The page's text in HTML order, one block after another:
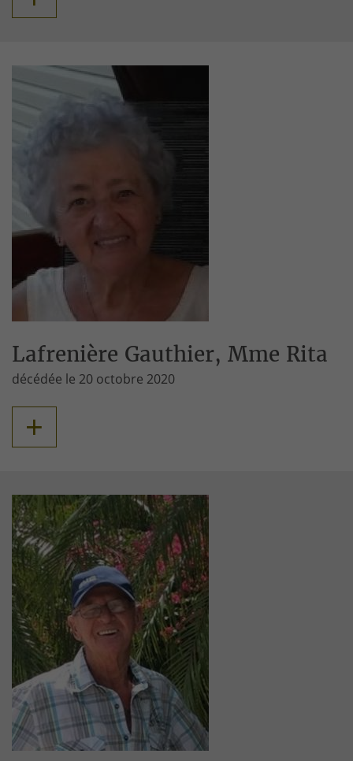
Lafrenière Gauthier, Mme Rita
décédée le 20 octobre 2020
+